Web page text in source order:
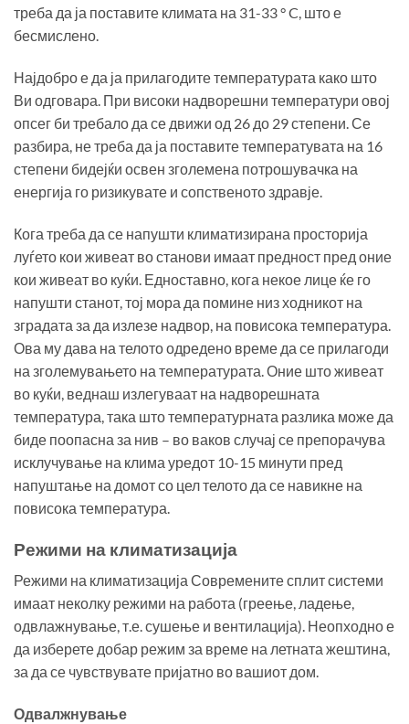
треба да ја поставите климата на 31-33 ° C, што е
бесмислено.
Најдобро е да ја прилагодите температурата како што
Ви одговара. При високи надворешни температури овој
опсег би требало да се движи од 26 до 29 степени. Се
разбира, не треба да ја поставите температувата на 16
степени бидејќи освен зголемена потрошувачка на
енергија го ризикувате и сопственото здравје.
Кога треба да се напушти климатизирана просторија
луѓето кои живеат во станови имаат предност пред оние
кои живеат во куќи. Едноставно, кога некое лице ќе го
напушти станот, тој мора да помине низ ходникот на
зградата за да излезе надвор, на повисока температура.
Ова му дава на телото одредено време да се прилагоди
на зголемувањето на температурата. Оние што живеат
во куќи, веднаш излегуваат на надворешната
температура, така што температурната разлика може да
биде поопасна за нив – во ваков случај се препорачува
исклучување на клима уредот 10-15 минути пред
напуштање на домот со цел телото да се навикне на
повисока температура.
Режими на климатизација
Режими на климатизација Современите сплит системи
имаат неколку режими на работа (греење, ладење,
одвлажнување, т.е. сушење и вентилација). Неопходно е
да изберете добар режим за време на летната жештина,
за да се чувствувате пријатно во вашиот дом.
Одвалжнување